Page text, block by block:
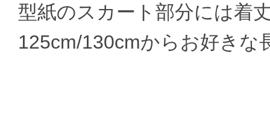
型紙のスカート部分には着
125cm/130cmからお好き